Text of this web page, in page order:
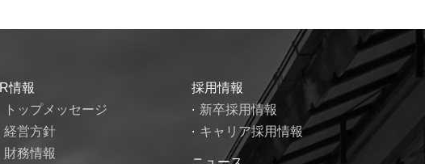
IR情報
トップメッセージ
経営方針
財務情報
採用情報
新卒採用情報
キャリア採用情報